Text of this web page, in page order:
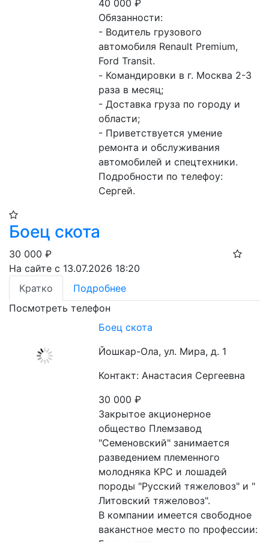
40 000₽
Обязанности:
- Водитель грузового
автомобиля Renault Premium,
Ford Transit.
- Командировки в г. Москва 2-3
раза в месяц;
- Доставка груза по городу и
области;
- Приветствуется умение
ремонта и обслуживания
автомобилей и спецтехники.
Подробности по телефоу:
Сергей.
Боец скота
30 000 ₽
На сайте с 13.07.2026 18:20
Кратко
Подробнее
Посмотреть телефон
Боец скота
Йошкар-Ола, ул. Мира, д. 1
Контакт: Анастасия Сергеевна
30 000₽
Закрытое акционерное
общество Племзавод
"Семеновский" занимается
разведением племенного
молодняка КРС и лошадей
породы "Русский тяжеловоз" и "
Литовский тяжеловоз".
В компании имеется свободное
ваканстное место по профессии: